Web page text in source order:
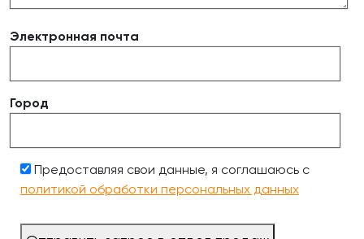
Электронная почта
Город
Предоставляя свои данные, я соглашаюсь с
политикой обработки персональных данных